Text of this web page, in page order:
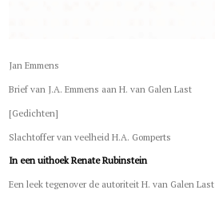
Jan Emmens
Brief van J.A. Emmens aan H. van Galen Last
[Gedichten]
Slachtoffer van veelheid H.A. Gomperts
In een uithoek Renate Rubinstein
Een leek tegenover de autoriteit H. van Galen Last